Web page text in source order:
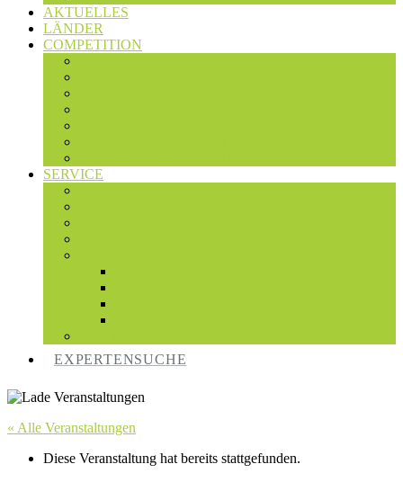
AKTUELLES
LÄNDER
COMPETITION
SERVICE
EXPERTENSUCHE
« Alle Veranstaltungen
Diese Veranstaltung hat bereits stattgefunden.